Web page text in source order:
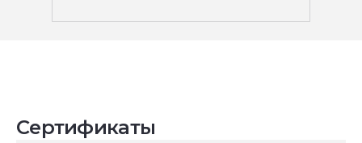
Сертификаты